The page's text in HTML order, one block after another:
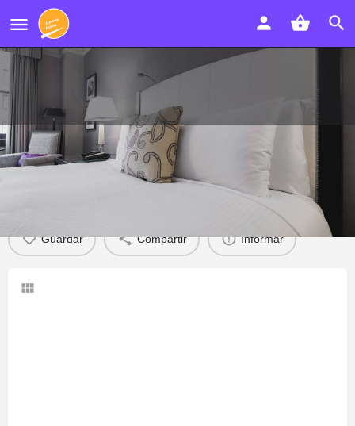
Hostal Villa De Garrucha
0 Eventos
Guardar Compartir Informar